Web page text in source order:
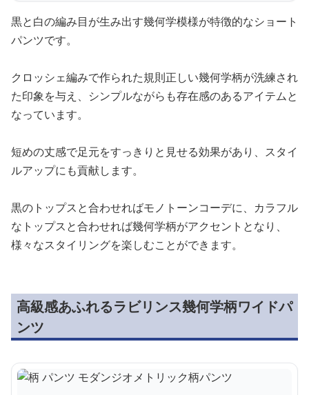
黒と白の編み目が生み出す幾何学模様が特徴的なショート
パンツです。
クロッシェ編みで作られた規則正しい幾何学柄が洗練され
た印象を与え、シンプルながらも存在感のあるアイテムと
なっています。
短めの丈感で足元をすっきりと見せる効果があり、スタイ
ルアップにも貢献します。
黒のトップスと合わせればモノトーンコーデに、カラフル
なトップスと合わせれば幾何学柄がアクセントとなり、
様々なスタイリングを楽しむことができます。
高級感あふれるラビリンス幾何学柄ワイドパ
ンツ